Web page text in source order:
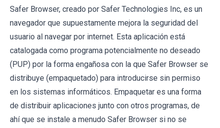
Safer Browser, creado por Safer Technologies Inc, es un
navegador que supuestamente mejora la seguridad del
usuario al navegar por internet. Esta aplicación está
catalogada como programa potencialmente no deseado
(PUP) por la forma engañosa con la que Safer Browser se
distribuye (empaquetado) para introducirse sin permiso
en los sistemas informáticos. Empaquetar es una forma
de distribuir aplicaciones junto con otros programas, de
ahí que se instale a menudo Safer Browser si no se